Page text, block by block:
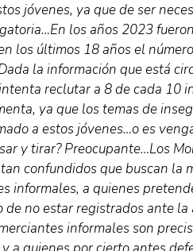
jóvenes, ya que de ser
los años 2023
los últimos 18 años el
la información que está
reclutar a 8 de cada 10
ya que los temas de
a estos jóvenes…o es
y tirar? Preocupante…Los
confundidos que buscan la
informales, a quienes
de no estar registrados ante
informales son